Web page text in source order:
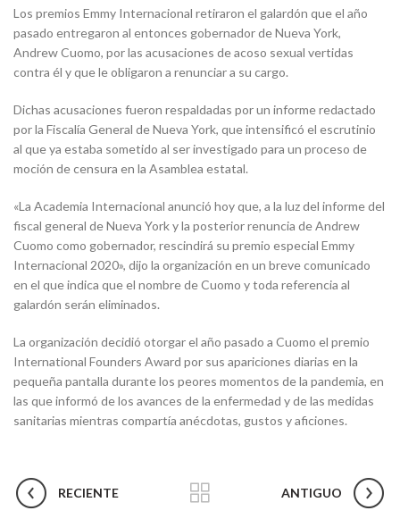
Los premios Emmy Internacional retiraron el galardón que el año
pasado entregaron al entonces gobernador de Nueva York,
Andrew Cuomo, por las acusaciones de acoso sexual vertidas
contra él y que le obligaron a renunciar a su cargo.
Dichas acusaciones fueron respaldadas por un informe redactado
por la Fiscalía General de Nueva York, que intensificó el escrutinio
al que ya estaba sometido al ser investigado para un proceso de
moción de censura en la Asamblea estatal.
«La Academia Internacional anunció hoy que, a la luz del informe del
fiscal general de Nueva York y la posterior renuncia de Andrew
Cuomo como gobernador, rescindirá su premio especial Emmy
Internacional 2020», dijo la organización en un breve comunicado
en el que indica que el nombre de Cuomo y toda referencia al
galardón serán eliminados.
La organización decidió otorgar el año pasado a Cuomo el premio
International Founders Award por sus apariciones diarias en la
pequeña pantalla durante los peores momentos de la pandemia, en
las que informó de los avances de la enfermedad y de las medidas
sanitarias mientras compartía anécdotas, gustos y aficiones.
RECIENTE ANTIGUO